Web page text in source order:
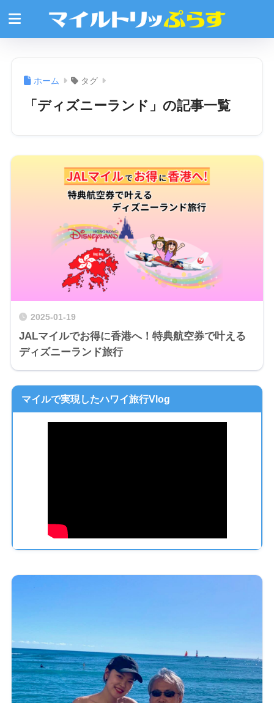
ホーム タグ
「ディズニーランド」の記事一覧
2025-01-19
JALマイルでお得に香港へ！特典航空券で叶える
ディズニーランド旅行
マイルで実現したハワイ旅行Vlog